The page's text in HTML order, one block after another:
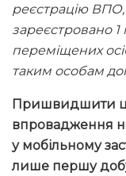
реєстрацію
зареєстровано
переміщених
таким особам
Пришвидшити
впровадження
у мобільному
лише першу